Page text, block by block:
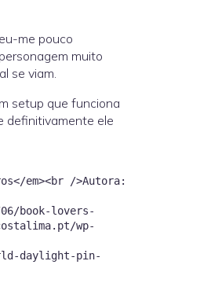
me pouco
muito
se viam.
setup que funciona
definitivamente ele
em><br />Autora:
book-lovers-
wp-
daylight-pin-